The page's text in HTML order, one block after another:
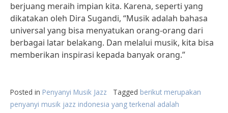
berjuang meraih impian kita. Karena, seperti yang
dikatakan oleh Dira Sugandi, “Musik adalah bahasa
universal yang bisa menyatukan orang-orang dari
berbagai latar belakang. Dan melalui musik, kita bisa
memberikan inspirasi kepada banyak orang.”
Posted in Penyanyi Musik Jazz Tagged berikut merupakan
penyanyi musik jazz indonesia yang terkenal adalah